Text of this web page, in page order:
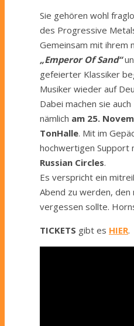
Sie gehören wohl
des Progressive
Gemeinsam mit ihrem
„Emperor Of Sand“
gefeierter Klassiker
Musiker wieder auf
Dabei machen sie
nämlich am 25.
TonHalle. Mit im
hochwertigen Support
Russian Circles.
Es verspricht ein
Abend zu werden, den
vergessen sollte.
TICKETS gibt es HIER.